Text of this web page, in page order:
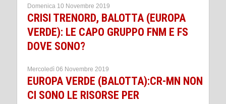
Domenica 10 Novembre 2019
CRISI TRENORD, BALOTTA (EUROPA
VERDE): LE CAPO GRUPPO FNM E FS
DOVE SONO?
Mercoledì 06 Novembre 2019
EUROPA VERDE (BALOTTA):CR-MN NON
CI SONO LE RISORSE PER